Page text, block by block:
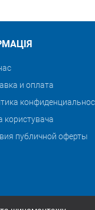
и оплата
користувача
публичной оферты